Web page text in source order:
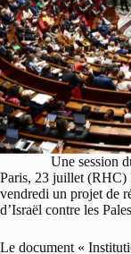
Une session
Paris, 23 juillet (RHC)
vendredi un projet de
d’Israël contre les
Le document «